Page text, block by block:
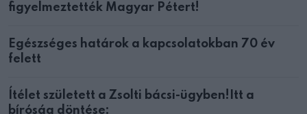
figyelmeztették Magyar Pétert!
Egészséges határok a kapcsolatokban 70 év
felett
Ítélet született a Zsolti bácsi-ügyben!Itt a
bíróság döntése: